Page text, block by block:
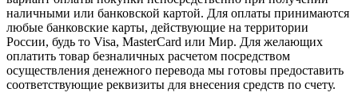
наличными или банковской картой. Для оплаты принимаются
любые банковские карты, действующие на территории
России, будь то Visa, MasterCard или Мир. Для желающих
оплатить товар безналичных расчетом посредством
осуществления денежного перевода мы готовы предоставить
соответствующие реквизиты для внесения средств по счету.